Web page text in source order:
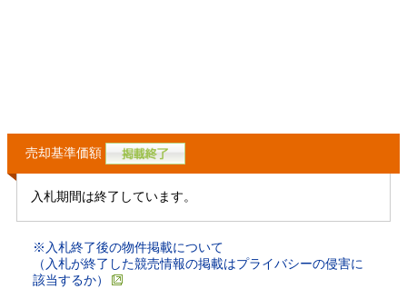
売却基準価額
入札期間は終了しています。
※入札終了後の物件掲載について
（入札が終了した競売情報の掲載はプライバシーの侵害に
該当するか）